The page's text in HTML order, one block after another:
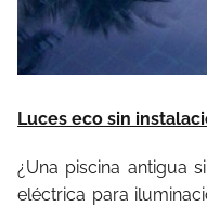
Luces eco sin
¿Una piscina antigua
eléctrica para